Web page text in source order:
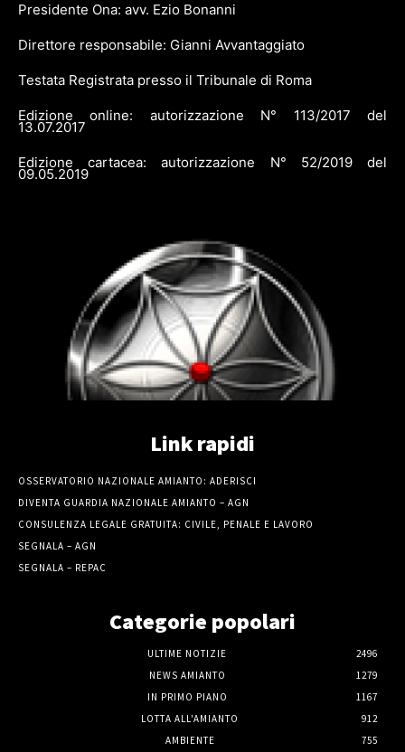
Presidente Ona: avv. Ezio Bonanni
Direttore responsabile: Gianni Avvantaggiato
Testata Registrata presso il Tribunale di Roma
Edizione online: autorizzazione N° 113/2017 del
13.07.2017
Edizione cartacea: autorizzazione N° 52/2019 del
09.05.2019
Link rapidi
OSSERVATORIO NAZIONALE AMIANTO: ADERISCI
DIVENTA GUARDIA NAZIONALE AMIANTO – AGN
CONSULENZA LEGALE GRATUITA: CIVILE, PENALE E LAVORO
SEGNALA – AGN
SEGNALA – REPAC
Categorie popolari
ULTIME NOTIZIE
2496
NEWS AMIANTO
1279
IN PRIMO PIANO
1167
LOTTA ALL'AMIANTO
912
AMBIENTE
755